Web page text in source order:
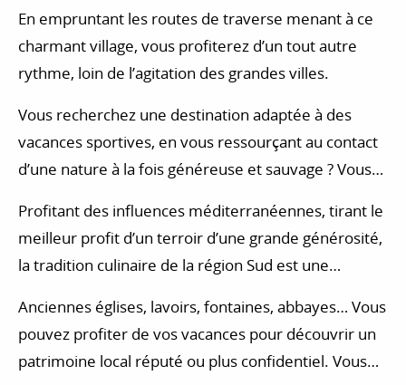
En empruntant les routes de traverse menant à ce
charmant village, vous profiterez d’un tout autre
rythme, loin de l’agitation des grandes villes.
Vous recherchez une destination adaptée à des
vacances sportives, en vous ressourçant au contact
d’une nature à la fois généreuse et sauvage ? Vous
vélo ou VTT sur les sentiers et chemins au coeur des
paysages de la Provence. D’autres activités de plein
air sont aussi proposées en Provence : promenades
à cheval, golf, parcours d’accrobranche, escalade,
parapente…
Profitant des influences méditerranéennes, tirant le
meilleur profit d’un terroir d’une grande générosité,
la tradition culinaire de la région Sud est une
producteurs sont l’occasion unique de s’immerger
dans une ambiance où la bonne humeur est répond
toujours présent, tout en achetant des spécialités à
Anciennes églises, lavoirs, fontaines, abbayes… Vous
pouvez profiter de vos vacances pour découvrir un
patrimoine local réputé ou plus confidentiel. Vous